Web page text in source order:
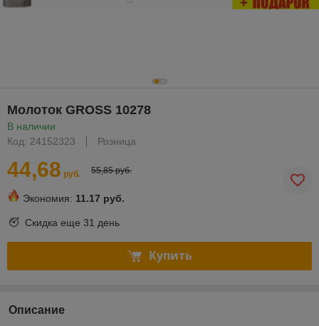
Молоток GROSS 10278
В наличии
Код: 24152323
Розница
44,68 руб. 55,85 руб.
Экономия: 11.17 руб.
Скидка еще 31 день
Купить
Описание